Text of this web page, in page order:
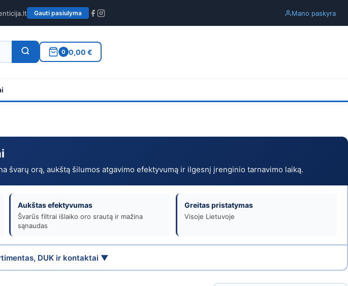
Gauti pasiulyma Mano paskyra
0 0,00 €
orą, aukštą šilumos atgavimo efektyvumą ir ilgesnį įrenginio tarnavimo laiką.
Aukštas efektyvumas
Švarūs filtrai išlaiko oro srautą ir mažina
sąnaudas
Greitas pristatymas
Visoje Lietuvoje
DUK ir kontaktai ▼